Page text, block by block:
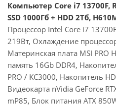
Компьютер Core i7 13700F,
SSD 1000Гб + HDD 2Тб,
Процессор Intel Core i7
219Вт, Охлаждение
Материнская плата MSI PRO
память 16Gb DDR4,
PRO / KC3000, Накопитель
Видеокарта nVidia GeForce
mP85, Блок питания ATX